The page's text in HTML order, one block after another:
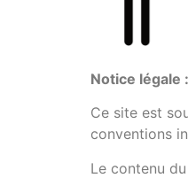
Notice légale :
Ce site est
conventions
Le contenu